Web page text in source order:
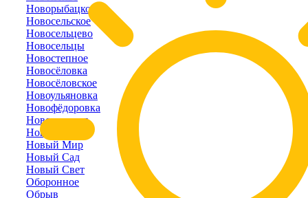
Новорыбацкое
Новосельское
Новосельцево
Новосельцы
Новостепное
Новосёловка
Новосёловское
Новоульяновка
Новофёдоровка
Новоэстония
Новый Кояш
Новый Мир
Новый Сад
Новый Свет
Оборонное
Обрыв